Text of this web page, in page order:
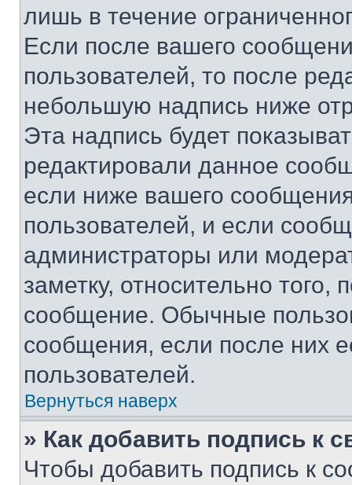
лишь в течение
Если после вашего
пользователей, то после
небольшую надпись ниже
Эта надпись будет
редактировали данное
если ниже вашего
пользователей, и если
администраторы или
заметку, относительно
сообщение. Обычные
сообщения, если после них
пользователей.
Вернуться наверх
» Как добавить подпись к
Чтобы добавить подпись к